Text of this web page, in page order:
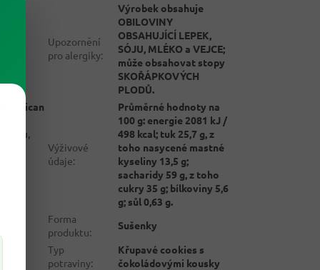
American
Upozornění
pro alergiky:
Výrobek obsahuje
OBILOVINY
OBSAHUJÍCÍ LEPEK,
SÓJU, MLÉKO a VEJCE;
může obsahovat stopy
SKOŘÁPKOVÝCH
PLODŮ.
Výživové
údaje:
Průměrné hodnoty na
100 g: energie 2081 kJ /
498 kcal; tuk 25,7 g, z
toho nasycené mastné
kyseliny 13,5 g;
sacharidy 59 g, z toho
cukry 35 g; bílkoviny 5,6
g; sůl 0,63 g.
Forma
produktu:
Sušenky
Typ
potraviny:
Křupavé cookies s
čokoládovými kousky